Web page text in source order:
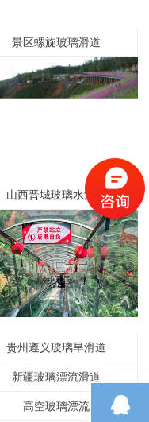
景区螺旋玻璃滑道
山西晋城玻璃水滑道
贵州遵义玻璃旱滑道
新疆玻璃漂流滑道
高空玻璃漂流